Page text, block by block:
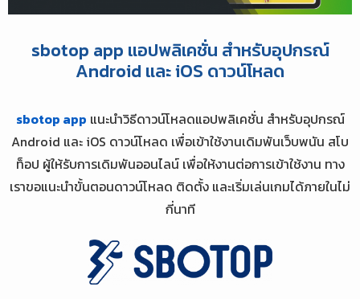
sbotop app แอปพลิเคชั่น สำหรับอุปกรณ์
Android และ iOS ดาวน์โหลด
sbotop app แนะนำวิธีดาวน์โหลดแอปพลิเคชั่น สำหรับอุปกรณ์
Android และ iOS ดาวน์โหลด เพื่อเข้าใช้งานเดิมพันเว็บพนัน สโบ
ท็อป ผู้ให้รับการเดิมพันออนไลน์ เพื่อให้งานต่อการเข้าใช้งาน ทาง
เราขอแนะนำขั้นตอนดาวน์โหลด ติดตั้ง และเริ่มเล่นเกมได้ภายในไม่
กี่นาที